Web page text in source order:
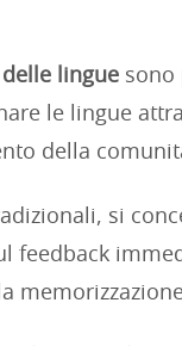
lingue sono
le lingue
della
si
feedback